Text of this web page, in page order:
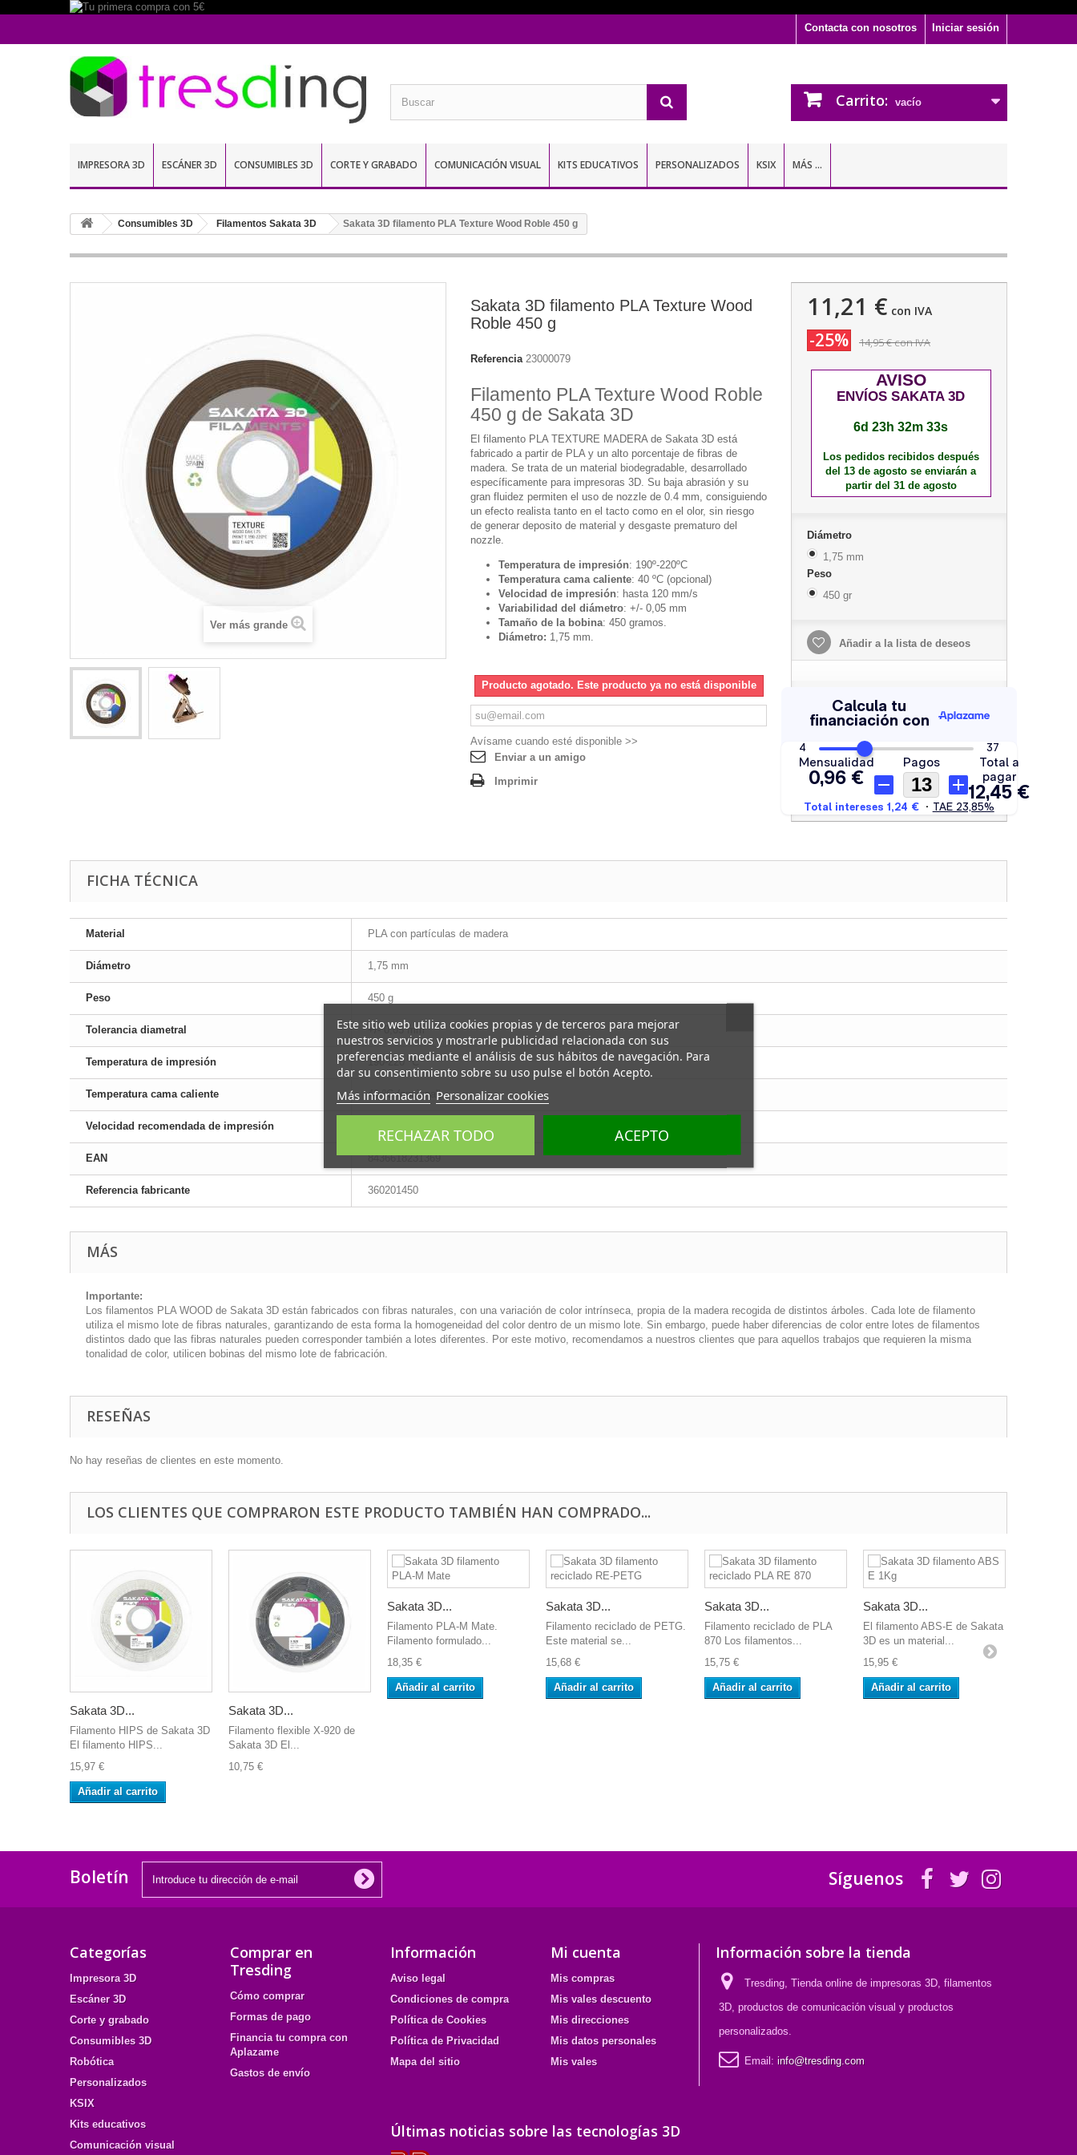
Iniciar sesión
Contacta con nosotros
Carrito: vacío
IMPRESORA 3D ESCÁNER 3D CONSUMIBLES 3D CORTE Y GRABADO COMUNICACIÓN VISUAL KITS EDUCATIVOS PERSONALIZADOS KSIX MÁS ...
Consumibles 3D Filamentos Sakata 3D Sakata 3D filamento PLA Texture Wood Roble 450 g
Ver más grande
Sakata 3D filamento PLA Texture Wood
Roble 450 g
Referencia 23000079
Filamento PLA Texture Wood Roble
450 g de Sakata 3D
El filamento PLA TEXTURE MADERA de Sakata 3D está
fabricado a partir de PLA y un alto porcentaje de fibras de
madera. Se trata de un material biodegradable, desarrollado
específicamente para impresoras 3D. Su baja abrasión y su
gran fluidez permiten el uso de nozzle de 0.4 mm, consiguiendo
un efecto realista tanto en el tacto como en el olor, sin riesgo
de generar deposito de material y desgaste prematuro del
nozzle.
Temperatura de impresión: 190º-220ºC
Temperatura cama caliente: 40 ºC (opcional)
Velocidad de impresión: hasta 120 mm/s
Variabilidad del diámetro: +/- 0,05 mm
Tamaño de la bobina: 450 gramos.
Diámetro: 1,75 mm.
Producto agotado. Este producto ya no está disponible
Avísame cuando esté disponible >>
Enviar a un amigo
Imprimir
11,21 € con IVA
-25% 14,95 €con IVA
AVISO
ENVÍOS SAKATA 3D
6d 23h 32m 33s
Los pedidos recibidos después
del 13 de agosto se enviarán a
partir del 31 de agosto
Diámetro
1,75 mm
Peso
450 gr
Añadir a la lista de deseos
FICHA TÉCNICA
Material PLA con partículas de madera
Diámetro 1,75 mm
Peso 450 g
Tolerancia diametral +/- 0,05 mm
Temperatura de impresión 190-220 ºC
Temperatura cama caliente 40 ºC (opcional)
Velocidad recomendada de impresión
EAN 8436618231369
Referencia fabricante 360201450
MÁS
Importante:
Los filamentos PLA WOOD de Sakata 3D están fabricados con fibras naturales, con una variación de color intrínseca, propia de la madera recogida de distintos árboles. Cada lote de filamento
utiliza el mismo lote de fibras naturales, garantizando de esta forma la homogeneidad del color dentro de un mismo lote. Sin embargo, puede haber diferencias de color entre lotes de filamentos
distintos dado que las fibras naturales pueden corresponder también a lotes diferentes. Por este motivo, recomendamos a nuestros clientes que para aquellos trabajos que requieren la misma
tonalidad de color, utilicen bobinas del mismo lote de fabricación.
RESEÑAS
No hay reseñas de clientes en este momento.
LOS CLIENTES QUE COMPRARON ESTE PRODUCTO TAMBIÉN HAN COMPRADO...
Sakata 3D...
Filamento HIPS de Sakata 3D
El filamento HIPS...
15,97 €
Añadir al carrito
Sakata 3D...
Filamento flexible X-920 de
Sakata 3D El...
10,75 €
Sakata 3D...
Filamento PLA-M Mate.
Filamento formulado...
18,35 €
Añadir al carrito
Sakata 3D...
Filamento reciclado de PETG.
Este material se...
15,68 €
Añadir al carrito
Sakata 3D...
Filamento reciclado de PLA
870 Los filamentos...
15,75 €
Añadir al carrito
Sakata 3D...
El filamento ABS-E de Sakata
3D es un material...
15,95 €
Añadir al carrito
Este sitio web utiliza cookies propias y de terceros para mejorar
nuestros servicios y mostrarle publicidad relacionada con sus
preferencias mediante el análisis de sus hábitos de navegación. Para
dar su consentimiento sobre su uso pulse el botón Acepto.
Más información Personalizar cookies
RECHAZAR TODO ACEPTO
Boletín Síguenos
Categorías
Impresora 3D
Escáner 3D
Corte y grabado
Consumibles 3D
Robótica
Personalizados
KSIX
Kits educativos
Comunicación visual
Comprar en
Tresding
Cómo comprar
Formas de pago
Financia tu compra con
Aplazame
Gastos de envío
Información
Aviso legal
Condiciones de compra
Política de Cookies
Política de Privacidad
Mapa del sitio
Mi cuenta
Mis compras
Mis vales descuento
Mis direcciones
Mis datos personales
Mis vales
Información sobre la tienda
Tresding, Tienda online de impresoras 3D, filamentos
3D, productos de comunicación visual y productos
personalizados.
Email: info@tresding.com
Últimas noticias sobre las tecnologías 3D